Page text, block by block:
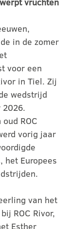
in de zomer
voor een
in Tiel. Zij
wedstrijd
2026.
ROC
vorig jaar
het Europees
van het
ROC Rivor,
Esther